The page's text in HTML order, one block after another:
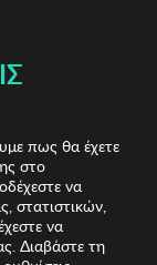
Ανδρική
πως θα έχετε
στο
να
στατιστικών,
να
Διαβάστε τη